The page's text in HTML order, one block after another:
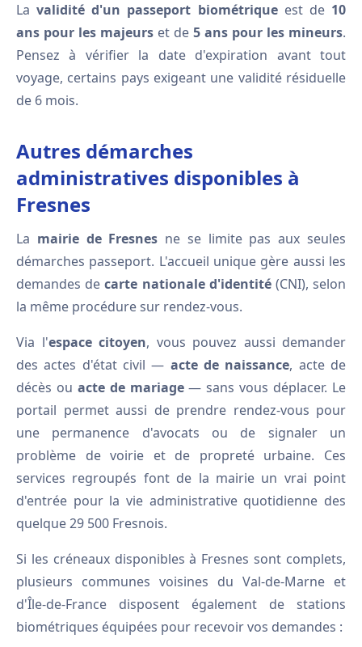
Lavalidité d'un passeport biométriqueest de 10
ans pour les majeurs et de 5 ans pour les mineurs.
Pensez à vérifier la date d'expiration avant tout
voyage, certains pays exigeant une validité résiduelle
de 6 mois.
Autres démarches
administratives disponibles à
Fresnes
La mairie de Fresnes ne se limite pas aux seules
démarches passeport. L'accueil unique gère aussi les
demandes decarte nationale d'identité(CNI), selon
la même procédure sur rendez-vous.
Via l'espace citoyen, vous pouvez aussi demander
des actes d'état civil — acte de naissance, acte de
décès ou acte de mariage— sans vous déplacer. Le
portail permet aussi de prendre rendez-vous pour
une permanence d'avocats ou de signaler un
problème de voirie et de propreté urbaine. Ces
services regroupés font de la mairie un vrai point
d'entrée pour la vie administrative quotidienne des
quelque 29 500 Fresnois.
Si les créneaux disponibles à Fresnes sont complets,
plusieurs communes voisines du Val-de-Marne et
d'Île-de-France disposent également de stations
biométriques équipées pour recevoir vos demandes :